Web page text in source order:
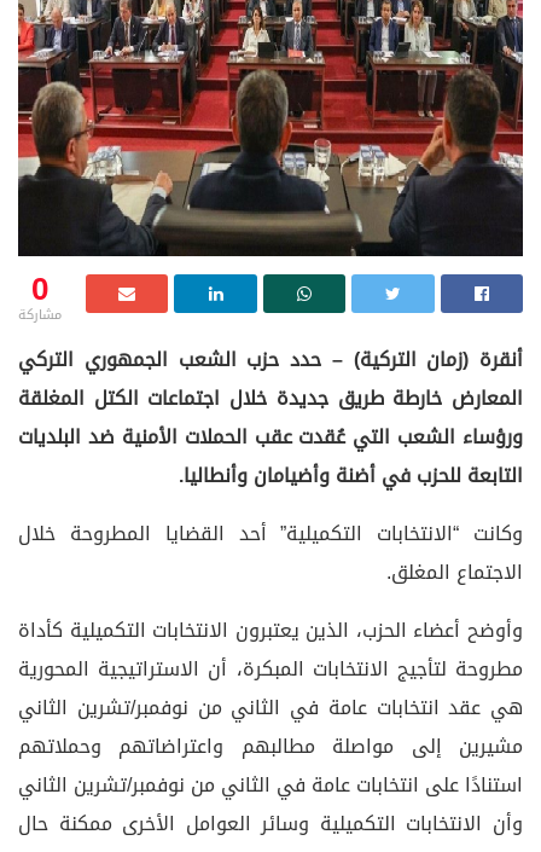
0
مشاركة
أنقرة (زمان التركية) – حدد حزب الشعب الجمهوري التركي
المعارض خارطة طريق جديدة خلال اجتماعات الكتل المغلقة
ورؤساء الشعب التي عُقدت عقب الحملات الأمنية ضد البلديات
التابعة للحزب في أضنة وأضيامان وأنطاليا.
وكانت “الانتخابات التكميلية” أحد القضايا المطروحة خلال
الاجتماع المغلق.
وأوضح أعضاء الحزب، الذين يعتبرون الانتخابات التكميلية كأداة
مطروحة لتأجيج الانتخابات المبكرة، أن الاستراتيجية المحورية
هي عقد انتخابات عامة في الثاني من نوفمبر/تشرين الثاني
مشيرين إلى مواصلة مطالبهم واعتراضاتهم وحملاتهم
استنادًا على انتخابات عامة في الثاني من نوفمبر/تشرين الثاني
وأن الانتخابات التكميلية وسائر العوامل الأخرى ممكنة حال